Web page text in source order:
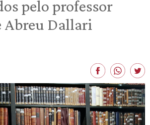
pelo professor
Abreu Dallari